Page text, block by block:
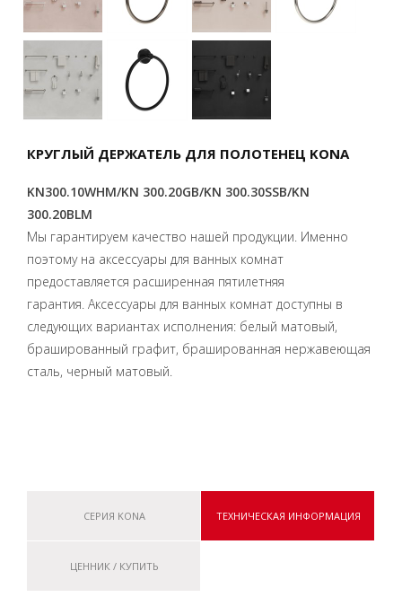
КРУГЛЫЙ ДЕРЖАТЕЛЬ ДЛЯ ПОЛОТЕНЕЦ KONA
KN300.10WHM/KN 300.20GB/KN 300.30SSB/KN
300.20BLM
Мы гарантируем качество нашей продукции. Именно
поэтому на аксессуары для ванных комнат
предоставляется расширенная пятилетняя
гарантия. Аксессуары для ванных комнат доступны в
следующих вариантах исполнения: белый матовый,
брашированный графит, брашированная нержавеющая
сталь, черный матовый.
СЕРИЯ KONA ТЕХНИЧЕСКАЯ ИНФОРМАЦИЯ
ЦЕННИК / КУПИТЬ